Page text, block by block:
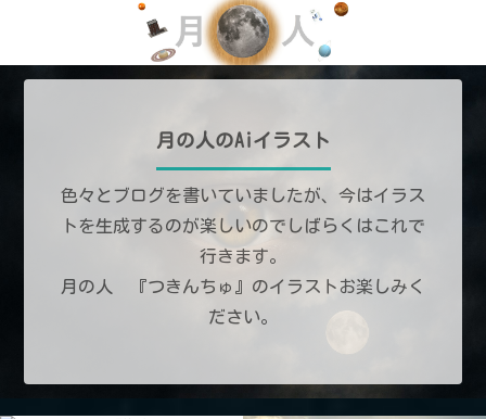
月の人のAiイラスト
色々とブログを書いていましたが、今はイラス
トを生成するのが楽しいのでしばらくはこれで
行きます。
月の人 『つきんちゅ』のイラストお楽しみく
ださい。